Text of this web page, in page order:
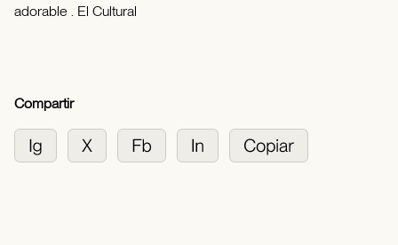
adorable . El Cultural
Compartir